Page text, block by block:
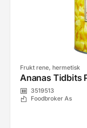
Frukt rene, hermetisk
Ananas Tidbits
3519513
Foodbroker As